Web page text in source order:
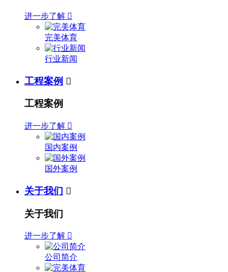
进一步了解 
完美体育
行业新闻
工程案例 
工程案例
进一步了解 
国内案例
国外案例
关于我们 
关于我们
进一步了解 
公司简介